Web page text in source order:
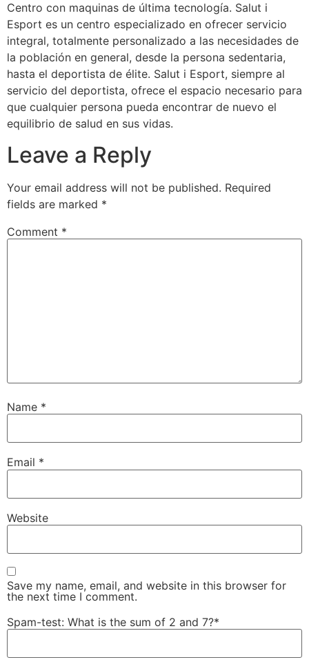
Centro con maquinas de última tecnología. Salut i
Esport es un centro especializado en ofrecer servicio
integral, totalmente personalizado a las necesidades de
la población en general, desde la persona sedentaria,
hasta el deportista de élite. Salut i Esport, siempre al
servicio del deportista, ofrece el espacio necesario para
que cualquier persona pueda encontrar de nuevo el
equilibrio de salud en sus vidas.
Leave a Reply
Your email address will not be published. Required
fields are marked *
Comment *
Name *
Email *
Website
Save my name, email, and website in this browser for
the next time I comment.
Spam-test: What is the sum of 2 and 7?*